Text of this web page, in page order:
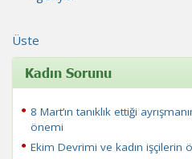
Üste
Kadın Sorunu
8 Mart’ın tanıklık ettiği
önemi
Ekim Devrimi ve kadın işçilerin